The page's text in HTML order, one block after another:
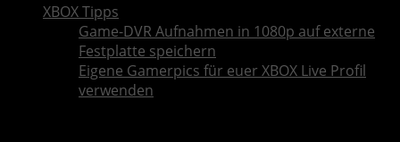
XBOX Tipps
Game-DVR Aufnahmen in 1080p auf externe
Festplatte speichern
Eigene Gamerpics für euer XBOX Live Profil
verwenden